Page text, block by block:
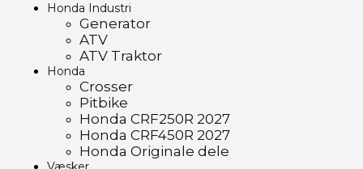
Honda Industri
Generator
ATV
ATV Traktor
Honda
Crosser
Pitbike
Honda CRF250R 2027
Honda CRF450R 2027
Honda Originale dele